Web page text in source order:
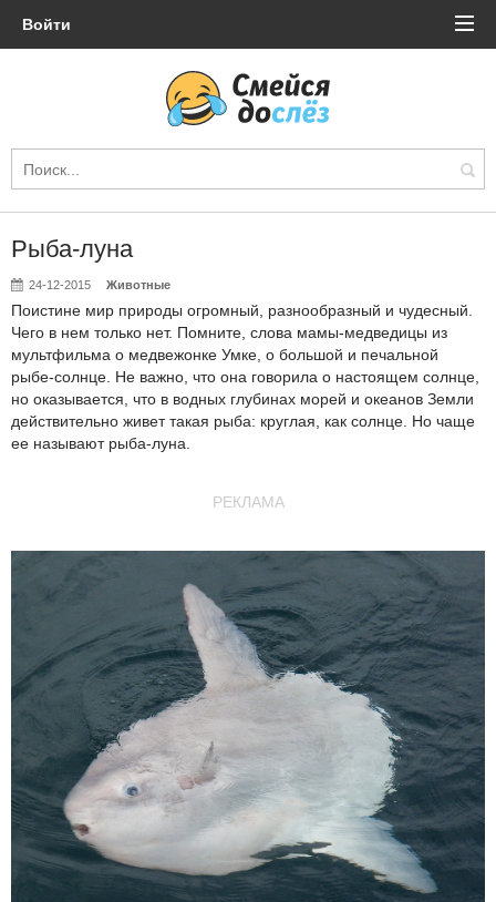
Войти
Рыба-луна
24-12-2015 Животные
Поистине мир природы огромный, разнообразный и чудесный.
Чего в нем только нет. Помните, слова мамы-медведицы из
мультфильма о медвежонке Умке, о большой и печальной
рыбе-солнце. Не важно, что она говорила о настоящем солнце,
но оказывается, что в водных глубинах морей и океанов Земли
действительно живет такая рыба: круглая, как солнце. Но чаще
ее называют рыба-луна.
РЕКЛАМА